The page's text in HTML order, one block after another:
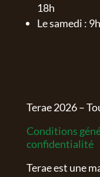
18h
Le samedi :
Terae2026–
Conditions
confidentialité
Terae est une